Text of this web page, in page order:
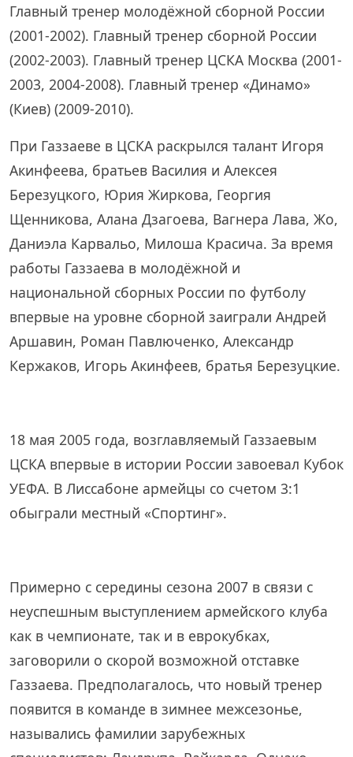
Главный тренер молодёжной сборной России
(2001-2002). Главный тренер сборной России
(2002-2003). Главный тренер ЦСКА Москва (2001-
2003, 2004-2008). Главный тренер «Динамо»
(Киев) (2009-2010).
При Газзаеве в ЦСКА раскрылся талант Игоря
Акинфеева, братьев Василия и Алексея
Березуцкого, Юрия Жиркова, Георгия
Щенникова, Алана Дзагоева, Вагнера Лава, Жо,
Даниэла Карвальо, Милоша Красича. За время
работы Газзаева в молодёжной и
национальной сборных России по футболу
впервые на уровне сборной заиграли Андрей
Аршавин, Роман Павлюченко, Александр
Кержаков, Игорь Акинфеев, братья Березуцкие.
18 мая 2005 года, возглавляемый Газзаевым
ЦСКА впервые в истории России завоевал Кубок
УЕФА. В Лиссабоне армейцы со счетом 3:1
обыграли местный «Спортинг».
Примерно с середины сезона 2007 в связи с
неуспешным выступлением армейского клуба
как в чемпионате, так и в еврокубках,
заговорили о скорой возможной отставке
Газзаева. Предполагалось, что новый тренер
появится в команде в зимнее межсезонье,
назывались фамилии зарубежных